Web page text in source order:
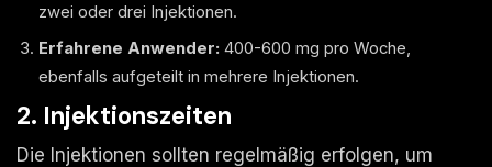
zwei oder drei Injektionen.
Erfahrene Anwender: 400-600 mg pro Woche,
ebenfalls aufgeteilt in mehrere Injektionen.
2. Injektionszeiten
Die Injektionen sollten regelmäßig erfolgen, um